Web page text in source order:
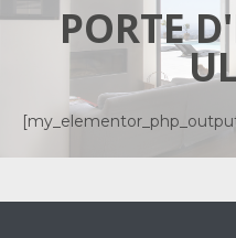
PORTE